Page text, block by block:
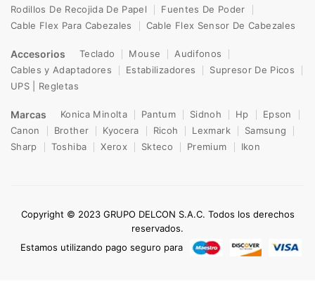
Rodillos De Recojida De Papel
Fuentes De Poder
Cable Flex Para Cabezales
Cable Flex Sensor De Cabezales
Accesorios Teclado Mouse
Audifonos
Cables y Adaptadores
Estabilizadores
Supresor De Picos
UPS | Regletas
Marcas Konica Minolta Pantum Sidnoh Hp
Epson
Canon
Brother Kyocera Ricoh Lexmark
Samsung
Sharp
Toshiba Xerox Skteco Premium Ikon
Copyright © 2023 GRUPO DELCON S.A.C. Todos los derechos
reservados.
Estamos utilizando pago seguro para